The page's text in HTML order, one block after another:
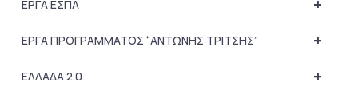
+
ΕΡΓΑ ΕΣΠΑ
+
ΕΡΓΑ ΠΡΟΓΡΑΜΜΑΤΟΣ “ΑΝΤΩΝΗΣ ΤΡΙΤΣΗΣ”
+
ΕΛΛΑΔΑ 2.0